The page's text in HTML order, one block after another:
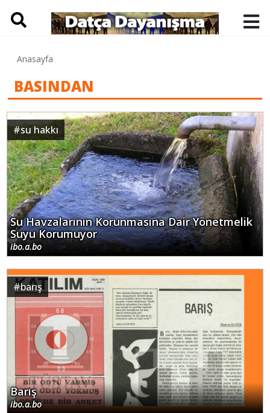
Anasayfa
BASINDAN
#su hakkı
Su Havzalarının Korunmasına Dair Yönetmelik
Suyu Korumuyor
ibo.a.bo
#barış
Barış
ibo.a.bo